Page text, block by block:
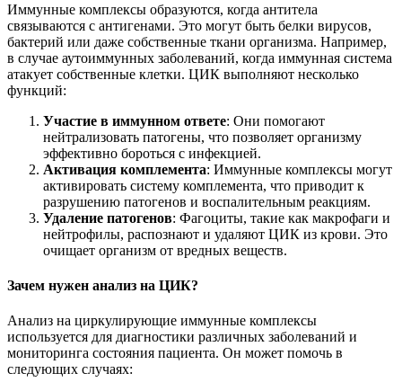
Иммунные комплексы образуются, когда антитела
связываются с антигенами. Это могут быть белки вирусов,
бактерий или даже собственные ткани организма. Например,
в случае аутоиммунных заболеваний, когда иммунная система
атакует собственные клетки. ЦИК выполняют несколько
функций:
Участие в иммунном ответе: Они помогают
нейтрализовать патогены, что позволяет организму
эффективно бороться с инфекцией.
Активация комплемента: Иммунные комплексы могут
активировать систему комплемента, что приводит к
разрушению патогенов и воспалительным реакциям.
Удаление патогенов: Фагоциты, такие как макрофаги и
нейтрофилы, распознают и удаляют ЦИК из крови. Это
очищает организм от вредных веществ.
Зачем нужен анализ на ЦИК?
Анализ на циркулирующие иммунные комплексы
используется для диагностики различных заболеваний и
мониторинга состояния пациента. Он может помочь в
следующих случаях: